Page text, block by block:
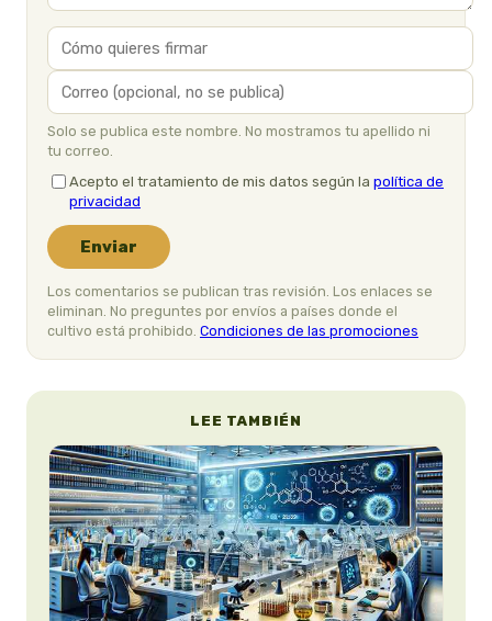
Solo se publica este nombre. No mostramos tu apellido ni
tu correo.
Acepto el tratamiento de mis datos según la política de
privacidad
Enviar
Los comentarios se publican tras revisión. Los enlaces se
eliminan. No preguntes por envíos a países donde el
cultivo está prohibido. Condiciones de las promociones
LEE TAMBIÉN